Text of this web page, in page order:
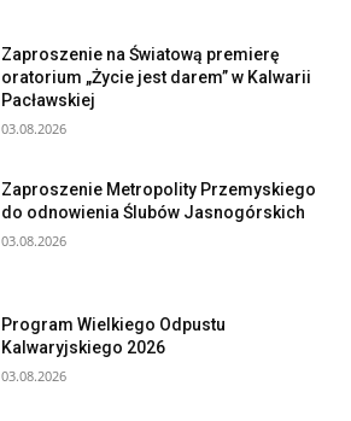
Zaproszenie na Światową premierę
oratorium „Życie jest darem” w Kalwarii
Pacławskiej
03.08.2026
Zaproszenie Metropolity Przemyskiego
do odnowienia Ślubów Jasnogórskich
03.08.2026
Program Wielkiego Odpustu
Kalwaryjskiego 2026
03.08.2026